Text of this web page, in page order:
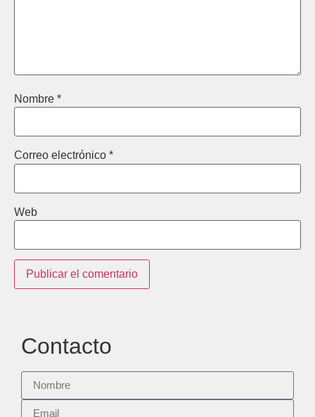
Nombre *
Correo electrónico *
Web
Contacto